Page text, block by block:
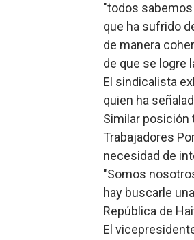
-
"todos
que ha sufrido
de manera
de que se logre
El sindicalista
quien ha
Similar posición
Trabajadores
necesidad de
"Somos
hay buscarle
República de
El